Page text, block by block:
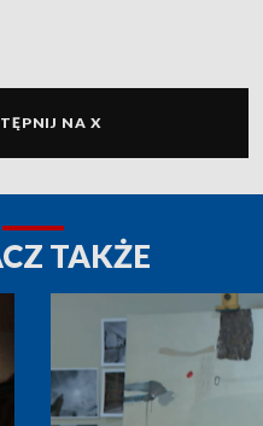
NA X
TAKŻE